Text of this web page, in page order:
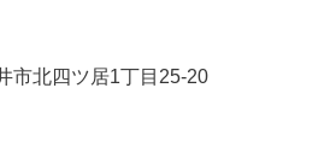
市北四ツ居1丁目25-20